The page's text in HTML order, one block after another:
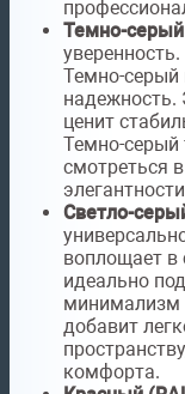
Темно-
Темно-серый
надежность.
ценит
Темно-серый
смотреться
Светло-
воплощает в
идеально
минимализм
добавит
комфорта.